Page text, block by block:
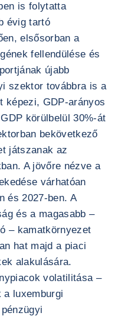
is folytatta
évig tartó
elsősorban a
fellendülése és
újabb
szektor továbbra is a
képezi, GDP-arányos
körülbelül 30%-át
bekövetkező
játszanak az
A jövőre nézve a
várhatóan
és 2027-ben. A
és a magasabb –
– kamatkörnyezet
hat majd a piaci
alakulására.
volatilitása –
luxemburgi